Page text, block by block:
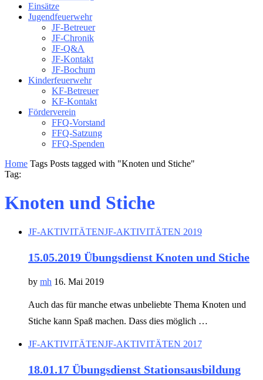
Einsätze
Jugendfeuerwehr
JF-Betreuer
JF-Chronik
JF-Q&A
JF-Kontakt
JF-Bochum
Kinderfeuerwehr
KF-Betreuer
KF-Kontakt
Förderverein
FFQ-Vorstand
FFQ-Satzung
FFQ-Spenden
Home Tags Posts tagged with "Knoten und Stiche"
Tag:
Knoten und Stiche
JF-AKTIVITÄTENJF-AKTIVITÄTEN 2019
15.05.2019 Übungsdienst Knoten und Stiche
by mh 16. Mai 2019
Auch das für manche etwas unbeliebte Thema Knoten und
Stiche kann Spaß machen. Dass dies möglich …
JF-AKTIVITÄTENJF-AKTIVITÄTEN 2017
18.01.17 Übungsdienst Stationsausbildung